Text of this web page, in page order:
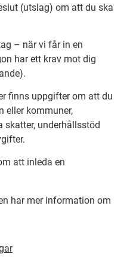
(utslag) om att du ska
– när vi får in en
har ett krav mot dig
finns uppgifter om att du
eller kommuner,
skatter, underhållsstöd
att inleda en
har mer information om